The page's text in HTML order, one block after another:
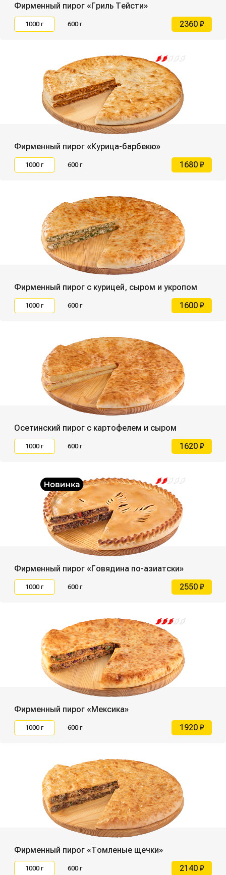
Фирменный пирог «Гриль Тейсти»
1000 г 600 г 2360 ₽
Фирменный пирог «Курица-барбекю»
1000 г 600 г 1680 ₽
Фирменный пирог с курицей, сыром и укропом
1000 г 600 г 1600 ₽
Осетинский пирог с картофелем и сыром
1000 г 600 г 1620 ₽
Фирменный пирог «Говядина по-азиатски»
1000 г 600 г 2550 ₽
Фирменный пирог «Мексика»
1000 г 600 г 1920 ₽
Фирменный пирог «Томленые щечки»
1000 г 600 г 2140 ₽